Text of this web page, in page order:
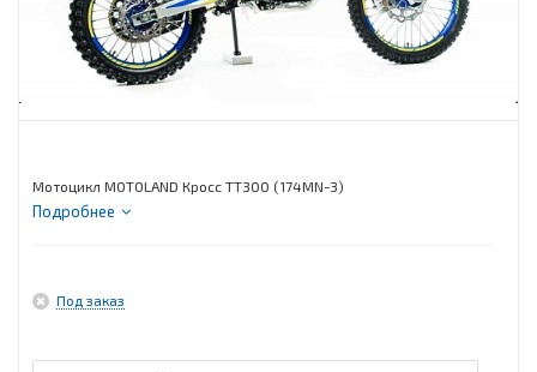
Мотоцикл MOTOLAND Кросс TT300 (174MN-3)
Подробнее
Под заказ